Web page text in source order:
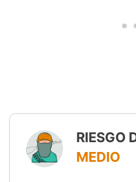
RIESGO
MEDIO